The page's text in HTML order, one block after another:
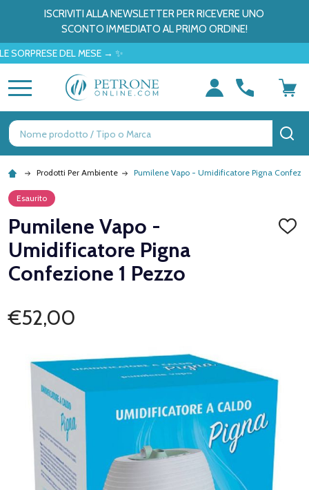
ISCRIVITI ALLA NEWSLETTER PER RICEVERE UNO
SCONTO IMMEDIATO AL PRIMO ORDINE!
DEL MESE → ✨
Ricerca
Prodotti Per Ambiente Pumilene Vapo - Umidificatore Pigna
Esaurito
Pumilene Vapo -
Umidificatore Pigna
Confezione 1 Pezzo
€52,00